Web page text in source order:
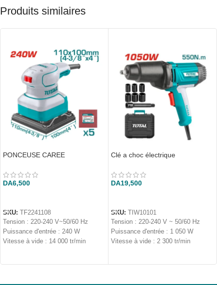
Produits similaires
PONCEUSE CAREE
DA6,500
SKU:
TF2241108
Tension : 220-240 V~50/60 Hz
Puissance d'entrée : 240 W
Vitesse à vide : 14 000 tr/min
Clé a choc électrique
DA19,500
SKU:
TIW10101
Tension : 220-240 V ~ 50/60 Hz
Puissance d'entrée : 1 050 W
Vitesse à vide : 2 300 tr/min